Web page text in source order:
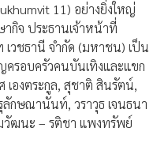
11) อย่างยิ่งใหญ่
ากิจ ประธานเจ้าหน้าที่
เวชธานี จำกัด (มหาชน) เป็น
รอบครัวคนบันเทิงและแขก
องตระกูล, สุชาติ สินรัตน์,
กษณานันท์, วราวุธ เจนธนา
วัฒนะ – รติชา แพงทรัพย์